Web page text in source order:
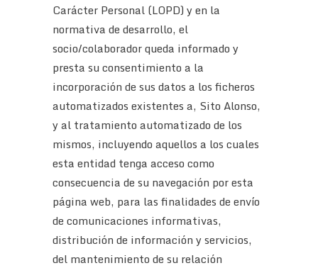
Carácter Personal (LOPD) y en la
normativa de desarrollo, el
socio/colaborador queda informado y
presta su consentimiento a la
incorporación de sus datos a los ficheros
automatizados existentes a, Sito Alonso,
y al tratamiento automatizado de los
mismos, incluyendo aquellos a los cuales
esta entidad tenga acceso como
consecuencia de su navegación por esta
página web, para las finalidades de envío
de comunicaciones informativas,
distribución de información y servicios,
del mantenimiento de su relación